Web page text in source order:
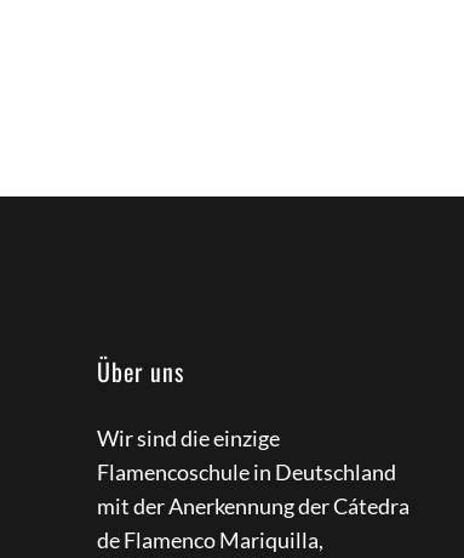
Über uns
Wir sind die einzige
Flamencoschule in Deutschland
mit der Anerkennung der Cátedra
de Flamenco Mariquilla,